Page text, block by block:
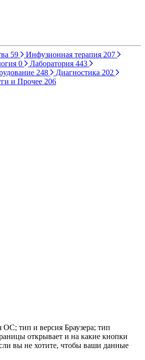
59 Инфузионная терапия 207
0 Лаборатория 443
248 Диагностика 202
и Прочее 206
ОС; тип и версия Браузера; тип
открывает и на какие кнопки
вы не хотите, чтобы ваши данные